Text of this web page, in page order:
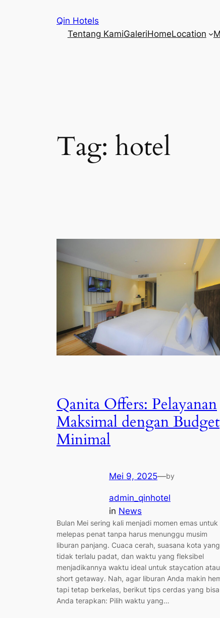
Qin Hotels
Tentang KamiGaleriHomeLocation
Tag: hotel
Qanita Offers: Pelayanan
Maksimal dengan Budget
Minimal
Mei 9, 2025—by
admin_qinhotel
in News
Bulan Mei sering kali menjadi momen emas untuk
melepas penat tanpa harus menunggu musim
liburan panjang. Cuaca cerah, suasana kota yang
tidak terlalu padat, dan waktu yang fleksibel
menjadikannya waktu ideal untuk staycation atau
short getaway. Nah, agar liburan Anda makin
tapi tetap berkelas, berikut tips cerdas yang bisa
Anda terapkan: Pilih waktu yang…